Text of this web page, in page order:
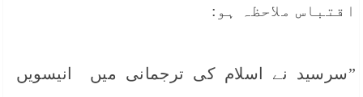
اقتباس ملاحظہ ہو:
”سرسید نے اسلام کی ترجمانی میں انیسویں